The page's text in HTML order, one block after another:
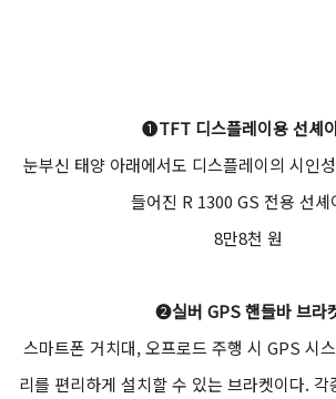
❶TFT 디스플레이용 선셰
눈부신 태양 아래에서도 디스플레이의 시인
들어진 R 1300 GS 전용 선셰
8만8천 원
❷실버 GPS 핸들바 브라
스마트폰 거치대, 오프로드 주행 시 GPS 시
리를 편리하게 설치할 수 있는 브라켓이다.